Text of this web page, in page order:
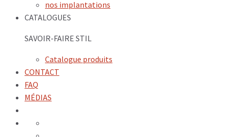
nos implantations
CATALOGUES
SAVOIR-FAIRE STIL
Catalogue produits
CONTACT
FAQ
MÉDIAS